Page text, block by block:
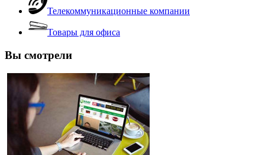
Телекоммуникационные компании
Товары для офиса
Вы смотрели